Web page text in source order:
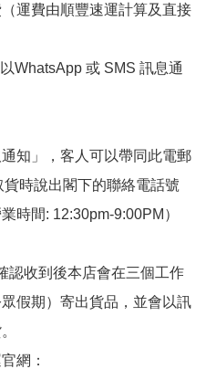
運費由順豐速運計算及直接
WhatsApp 或 SMS 訊息通
知」，客人可以帶同此電郵
時說出閣下的聯絡電話號
時間: 12:30pm-9:00PM）
認收到後本店會在三個工作
假期）寄出貨品，並會以訊
網：